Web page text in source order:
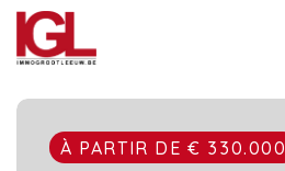
À PARTIR DE € 330.000